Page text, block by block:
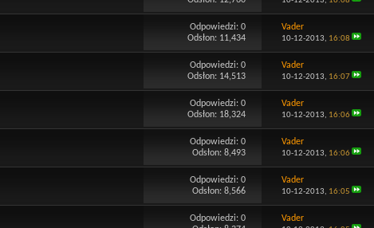
Odpowiedzi:0
Odsłon: 11,434
Vader
10-12-2013, 16:08
Odpowiedzi:0
Odsłon: 14,513
Vader
10-12-2013, 16:07
Odpowiedzi:0
Odsłon: 18,324
Vader
10-12-2013, 16:06
Odpowiedzi:0
Odsłon: 8,493
Vader
10-12-2013, 16:06
Odpowiedzi:0
Odsłon: 8,566
Vader
10-12-2013, 16:05
Odpowiedzi:0
Vader